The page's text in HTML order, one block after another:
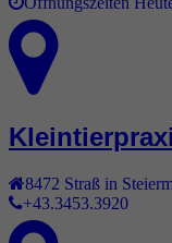
8472 Straß in
+43.3453.3920